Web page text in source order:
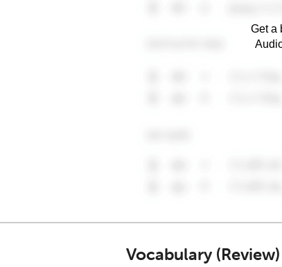
Get a
Vocabulary (Review)